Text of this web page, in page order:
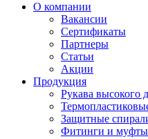
О компании
Вакансии
Сертификаты
Партнеры
Статьи
Акции
Продукция
Рукава высокого
Защитные
Фитинги и